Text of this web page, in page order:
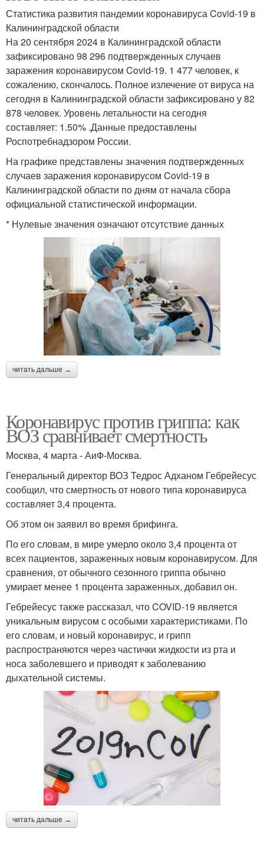
Статистика развития пандемии коронавируса Covid-19 в
Калининградской области
На 20 сентября 2024 в Калининградской области
зафиксировано 98 296 подтвержденных случаев
заражения коронавирусом Covid-19. 1 477 человек, к
сожалению, скончалось. Полное излечение от вируса на
сегодня в Калининградской области зафиксировано у 82
878 человек. Уровень летальности на сегодня
составляет: 1.50% .Данные предоставлены
Роспотребнадзором России.
На графике представлены значения подтвержденных
случаев заражения коронавирусом Covid-19 в
Калининградской области по дням от начала сбора
официальной статистической информации.
* Нулевые значения означают отсутствие данных
читать дальше →
Коронавирус против гриппа: как
ВОЗ сравнивает смертность
Москва, 4 марта - АиФ-Москва.
Генеральный директор ВОЗ Тедрос Адханом Гебрейесус
сообщил, что смертность от нового типа коронавируса
составляет 3,4 процента.
Об этом он заявил во время брифинга.
По его словам, в мире умерло около 3,4 процента от
всех пациентов, зараженных новым коронавирусом. Для
сравнения, от обычного сезонного гриппа обычно
умирает менее 1 процента зараженных, добавил он.
Гебрейесус также рассказал, что COVID-19 является
уникальным вирусом с особыми характеристиками. По
его словам, и новый коронавирус, и грипп
распространяются через частички жидкости из рта и
носа заболевшего и приводят к заболеванию
дыхательной системы.
читать дальше →